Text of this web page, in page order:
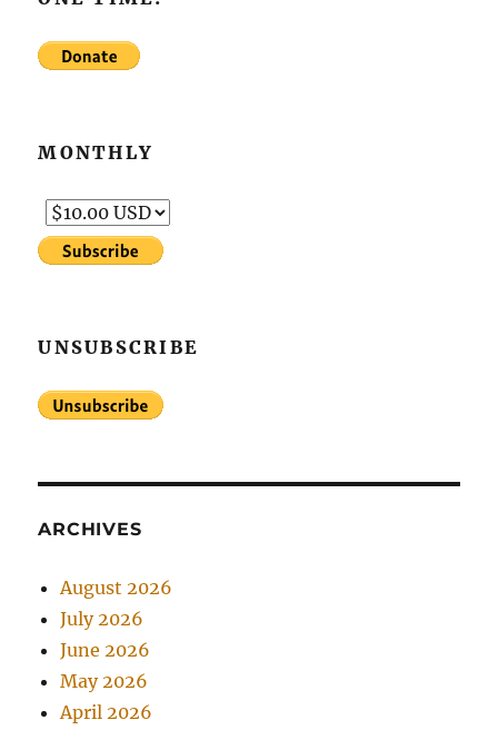
MONTHLY
UNSUBSCRIBE
ARCHIVES
August 2026
July 2026
June 2026
May 2026
April 2026